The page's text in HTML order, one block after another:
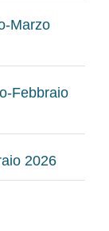
Marzo
Febbraio
2026